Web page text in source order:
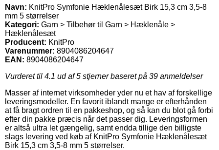
Navn: KnitPro Symfonie Hæklenålesæt Birk 15,3 cm 3,5-8
mm 5 størrelser
Kategori: Garn > Tilbehør til Garn > Hæklenåle >
Hæklenålesæt
Producent: KnitPro
Varenummer: 8904086204647
EAN: 8904086204647
Vurderet til 4.1 ud af 5 stjerner baseret på 39 anmeldelser
Masser af internet virksomheder yder nu et hav af forskellige
leveringsmodeller. En favorit iblandt mange er efterhånden
at få bragt ordren til en pakkeshop, og så kan du blot gå forbi
efter din pakke præcis når det passer dig. Leveringsformen
er altså ultra let gængelig, samt endda tillige den billigste
slags levering ved køb af KnitPro Symfonie Hæklenålesæt
Birk 15,3 cm 3,5-8 mm 5 størrelser.